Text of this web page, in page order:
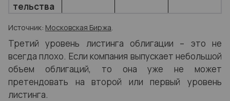
тельства
Источник: Московская Биржа.
Третий уровень листинга облигации – это не
всегда плохо. Если компания выпускает небольшой
объем облигаций, то она уже не может
претендовать на второй или первый уровень
листинга.